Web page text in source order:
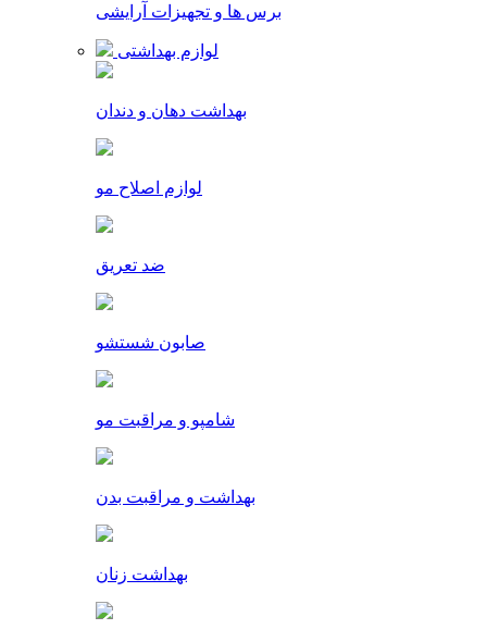
برس ها و تجهیزات آرایشی
لوازم بهداشتی
بهداشت دهان و دندان
لوازم اصلاح مو
ضد تعریق
صابون شستشو
شامپو و مراقبت مو
بهداشت و مراقبت بدن
بهداشت زنان